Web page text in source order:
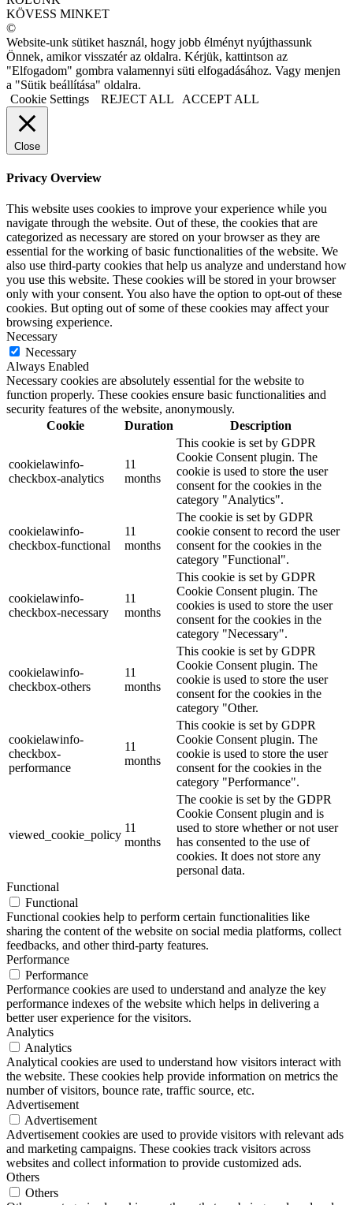
KÖVESS MINKET
©
Website-unk sütiket használ, hogy jobb élményt nyújthassunk
Önnek, amikor visszatér az oldalra. Kérjük, kattintson az
"Elfogadom" gombra valamennyi süti elfogadásához. Vagy menjen
a "Sütik beállítása" oldalra.
Cookie Settings
REJECT ALL ACCEPT ALL
Close
Privacy Overview
This website uses cookies to improve your experience while you
navigate through the website. Out of these, the cookies that are
categorized as necessary are stored on your browser as they are
essential for the working of basic functionalities of the website. We
also use third-party cookies that help us analyze and understand how
you use this website. These cookies will be stored in your browser
only with your consent. You also have the option to opt-out of these
cookies. But opting out of some of these cookies may affect your
browsing experience.
Necessary
Necessary
Always Enabled
Necessary cookies are absolutely essential for the website to
function properly. These cookies ensure basic functionalities and
security features of the website, anonymously.
Cookie
Duration Description
cookielawinfo-
checkbox-analytics
11
months
This cookie is set by GDPR
Cookie Consent plugin. The
cookie is used to store the user
consent for the cookies in the
category "Analytics".
cookielawinfo-
checkbox-functional
11
months
The cookie is set by GDPR
cookie consent to record the user
consent for the cookies in the
category "Functional".
cookielawinfo-
checkbox-necessary
11
months
This cookie is set by GDPR
Cookie Consent plugin. The
cookies is used to store the user
consent for the cookies in the
category "Necessary".
cookielawinfo-
checkbox-others
11
months
This cookie is set by GDPR
Cookie Consent plugin. The
cookie is used to store the user
consent for the cookies in the
category "Other.
cookielawinfo-
checkbox-
performance
11
months
This cookie is set by GDPR
Cookie Consent plugin. The
cookie is used to store the user
consent for the cookies in the
category "Performance".
viewed_cookie_policy
11
months
The cookie is set by the GDPR
Cookie Consent plugin and is
used to store whether or not user
has consented to the use of
cookies. It does not store any
personal data.
Functional
Functional
Functional cookies help to perform certain functionalities like
sharing the content of the website on social media platforms, collect
feedbacks, and other third-party features.
Performance
Performance
Performance cookies are used to understand and analyze the key
performance indexes of the website which helps in delivering a
better user experience for the visitors.
Analytics
Analytics
Analytical cookies are used to understand how visitors interact with
the website. These cookies help provide information on metrics the
number of visitors, bounce rate, traffic source, etc.
Advertisement
Advertisement
Advertisement cookies are used to provide visitors with relevant ads
and marketing campaigns. These cookies track visitors across
websites and collect information to provide customized ads.
Others
Others